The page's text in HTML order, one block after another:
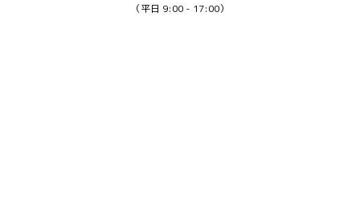
（平日 9:00 - 17:00）